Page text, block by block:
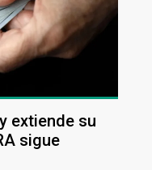
extiende su
sigue